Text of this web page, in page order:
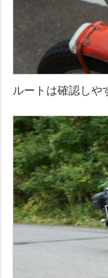
ルートは確認しや